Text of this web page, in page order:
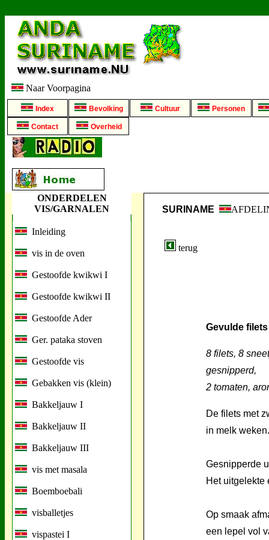
Naar Voorpagina
Index Bevolking Cultuur Personen
Contact Overheid
ONDERDELEN
VIS/GARNALEN
Inleiding
vis in de oven
Gestoofde kwikwi I
Gestoofde kwikwi II
Gestoofde Ader
Ger. pataka stoven
Gestoofde vis
Gebakken vis (klein)
Bakkeljauw I
Bakkeljauw II
Bakkeljauw III
vis met masala
Boemboebali
visballetjes
vispastei I
SURINAME
terug
Gevulde
8 filets, 8
gesnipperd,
2 tomaten,
De filets met
in melk weken.
Gesnipperde
Het uitgelekte
Op smaak
een lepel vol